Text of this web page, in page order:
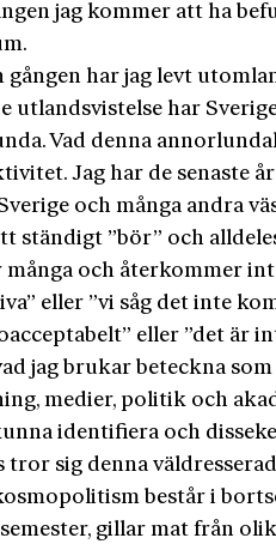
jag kommer att ha
gången har jag levt
utlandsvistelse har
Vad denna
Jag har de senaste
och många andra
ständigt ”bör” och
många och återkommer
eller ”vi såg det inte
eller ”det är
jag brukar beteckna
medier, politik och
identifiera och
tror sig denna
består i
gillar mat från